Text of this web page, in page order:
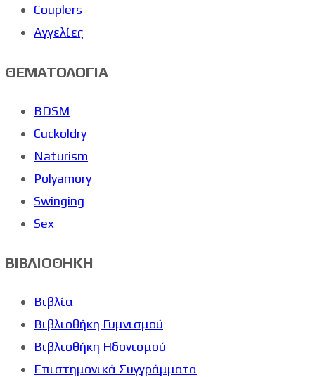
Couplers
Αγγελίες
ΘΕΜΑΤΟΛΟΓΙΑ
BDSM
Cuckoldry
Naturism
Polyamory
Swinging
Sex
ΒΙΒΛΙΟΘΗΚΗ
Βιβλία
Βιβλιοθήκη Γυμνισμού
Βιβλιοθήκη Ηδονισμού
Επιστημονικά Συγγράμματα